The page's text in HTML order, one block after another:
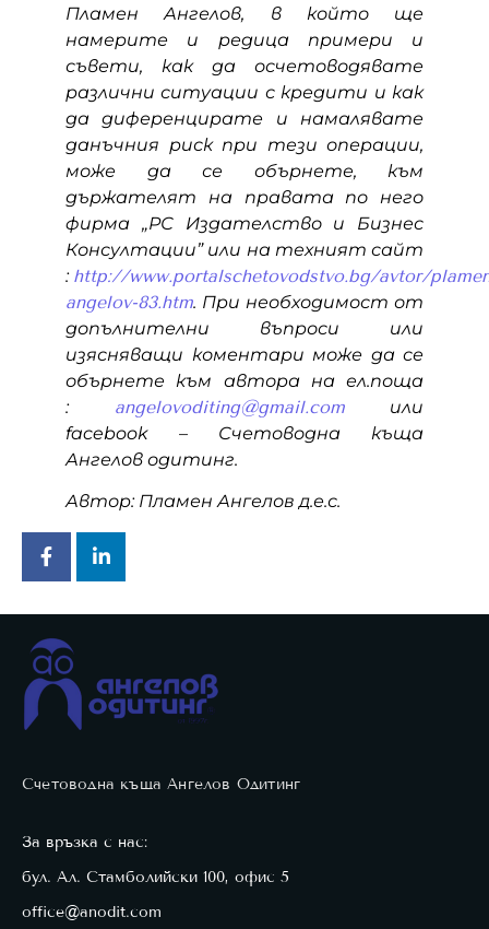
Пламен Ангелов, в който ще
намерите и редица примери и
съвети, как да осчетоводявате
различни ситуации с кредити и как
да диференцирате и намалявате
данъчния риск при тези операции,
може да се обърнете, към
държателят на правата по него
фирма „РС Издателство и Бизнес
Консултации” или на техният сайт
: http://www.portalschetovodstvo.bg/avtor/
angelov-83.htm. При необходимост от
допълнителни въпроси или
изясняващи коментари може да се
обърнете към автора на ел.поща
: angelovoditing@gmail.comили
facebook – Счетоводна къща
Ангелов одитинг.
Автор: Пламен Ангелов д.е.с.
Счетоводна къща Ангелов Одитинг
За връзка с нас:
бул. Ал. Стамболийски 100, офис 5
office@anodit.com